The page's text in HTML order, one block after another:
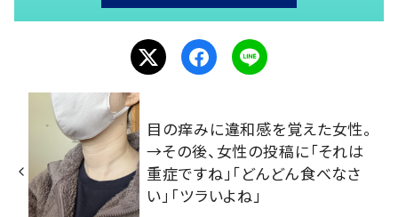
目の痒みに違和感を覚えた女性。
→その後、女性の投稿に「それは
重症ですね」「どんどん食べなさ
い」「ツラいよね」